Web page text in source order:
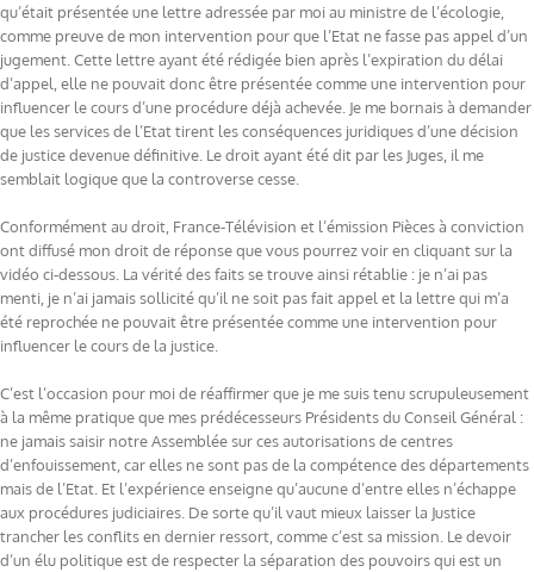
qu’était présentée une lettre adressée par moi au ministre de l’écologie,
comme preuve de mon intervention pour que l’Etat ne fasse pas appel d’un
jugement. Cette lettre ayant été rédigée bien après l’expiration du délai
d’appel, elle ne pouvait donc être présentée comme une intervention pour
influencer le cours d’une procédure déjà achevée. Je me bornais à demander
que les services de l’Etat tirent les conséquences juridiques d’une décision
de justice devenue définitive. Le droit ayant été dit par les Juges, il me
semblait logique que la controverse cesse.
Conformément au droit, France-Télévision et l’émission Pièces à conviction
ont diffusé mon droit de réponse que vous pourrez voir en cliquant sur la
vidéo ci-dessous. La vérité des faits se trouve ainsi rétablie : je n’ai pas
menti, je n’ai jamais sollicité qu’il ne soit pas fait appel et la lettre qui m’a
été reprochée ne pouvait être présentée comme une intervention pour
influencer le cours de la justice.
C’est l’occasion pour moi de réaffirmer que je me suis tenu scrupuleusement
à la même pratique que mes prédécesseurs Présidents du Conseil Général :
ne jamais saisir notre Assemblée sur ces autorisations de centres
d’enfouissement, car elles ne sont pas de la compétence des départements
mais de l’Etat. Et l’expérience enseigne qu’aucune d’entre elles n’échappe
aux procédures judiciaires. De sorte qu’il vaut mieux laisser la Justice
trancher les conflits en dernier ressort, comme c’est sa mission. Le devoir
d’un élu politique est de respecter la séparation des pouvoirs qui est un